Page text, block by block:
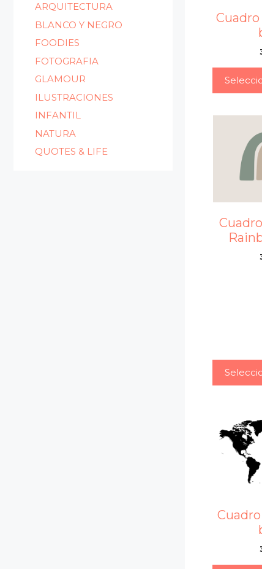
Cuadro
ARQUITECTURA
BLANCO Y NEGRO
FOODIES
FOTOGRAFIA
GLAMOUR
ILUSTRACIONES
INFANTIL
NATURA
QUOTES & LIFE